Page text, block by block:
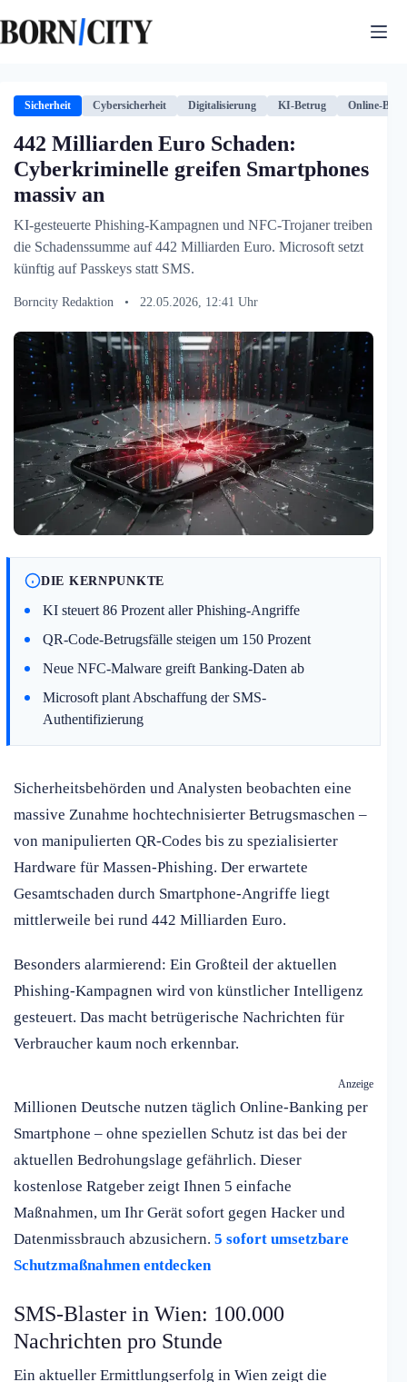
Inhalt
springen
Sicherheit Cybersicherheit Digitalisierung KI-Betrug Online-
442 Milliarden Euro Schaden:
Cyberkriminelle greifen Smartphones
massiv an
KI-gesteuerte Phishing-Kampagnen und NFC-Trojaner treiben
die Schadenssumme auf 442 Milliarden Euro. Microsoft setzt
künftig auf Passkeys statt SMS.
Borncity Redaktion • 22.05.2026, 12:41 Uhr
DIE KERNPUNKTE
KI steuert 86 Prozent aller Phishing-Angriffe
QR-Code-Betrugsfälle steigen um 150 Prozent
Neue NFC-Malware greift Banking-Daten ab
Microsoft plant Abschaffung der SMS-
Authentifizierung
Sicherheitsbehörden und Analysten beobachten eine
massive Zunahme hochtechnisierter Betrugsmaschen –
von manipulierten QR-Codes bis zu spezialisierter
Hardware für Massen-Phishing. Der erwartete
Gesamtschaden durch Smartphone-Angriffe liegt
mittlerweile bei rund 442 Milliarden Euro.
Besonders alarmierend: Ein Großteil der aktuellen
Phishing-Kampagnen wird von künstlicher Intelligenz
gesteuert. Das macht betrügerische Nachrichten für
Verbraucher kaum noch erkennbar.
Anzeige
Millionen Deutsche nutzen täglich Online-Banking per
Smartphone – ohne speziellen Schutz ist das bei der
aktuellen Bedrohungslage gefährlich. Dieser
kostenlose Ratgeber zeigt Ihnen 5 einfache
Maßnahmen, um Ihr Gerät sofort gegen Hacker und
Datenmissbrauch abzusichern. 5 sofort umsetzbare
Schutzmaßnahmen entdecken
SMS-Blaster in Wien: 100.000
Nachrichten pro Stunde
Ein aktueller Ermittlungserfolg in Wien zeigt die